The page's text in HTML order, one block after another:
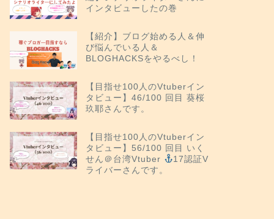
インタビューしたの巻
【紹介】ブログ始める人＆伸
び悩んでいる人＆
BLOGHACKSをやるべし！
【目指せ100人のVtuberイン
タビュー】46/100 回目 葵桜
玖耶さんです。
【目指せ100人のVtuberイン
タビュー】56/100 回目 いく
せん＠台湾Vtuber
17認証V
ライバーさんです。